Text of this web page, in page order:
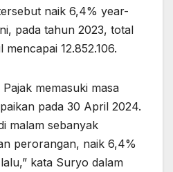
naik 6,4% year-
pada tahun 2023, total
12.852.106.
memasuki masa
pada 30 April 2024.
malam sebanyak
perorangan, naik 6,4%
kata Suryo dalam